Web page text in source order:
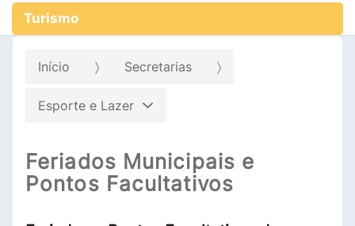
Turismo
Início Secretarias
Esporte e Lazer
Feriados Municipais e
Pontos Facultativos